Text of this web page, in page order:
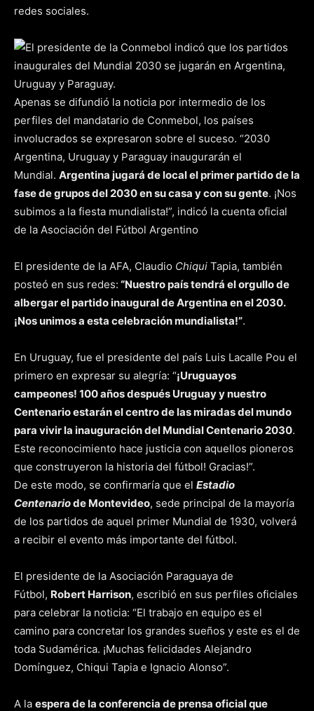
redes sociales.
Apenas se difundió la noticia por intermedio de los
perfiles del mandatario de Conmebol, los países
involucrados se expresaron sobre el suceso. “2030
Argentina, Uruguay y Paraguay inaugurarán el
Mundial. Argentina jugará de local el primer partido de la
fase de grupos del 2030 en su casa y con su gente. ¡Nos
subimos a la fiesta mundialista!”, indicó la cuenta oficial
de la Asociación del Fútbol Argentino
El presidente de la AFA, Claudio Chiqui Tapia, también
posteó en sus redes: “Nuestro país tendrá el orgullo de
albergar el partido inaugural de Argentina en el 2030.
¡Nos unimos a esta celebración mundialista!”.
En Uruguay, fue el presidente del país Luis Lacalle Pou el
primero en expresar su alegría: “¡Uruguayos
campeones! 100 años después Uruguay y nuestro
Centenario estarán el centro de las miradas del mundo
para vivir la inauguración del Mundial Centenario 2030.
Este reconocimiento hace justicia con aquellos pioneros
que construyeron la historia del fútbol! Gracias!”.
De este modo, se confirmaría que el Estadio
Centenariode Montevideo, sede principal de la mayoría
de los partidos de aquel primer Mundial de 1930, volverá
a recibir el evento más importante del fútbol.
El presidente de la Asociación Paraguaya de
Fútbol, Robert Harrison, escribió en sus perfiles oficiales
para celebrar la noticia: “El trabajo en equipo es el
camino para concretar los grandes sueños y este es el de
toda Sudamérica. ¡Muchas felicidades Alejandro
Domínguez, Chiqui Tapia e Ignacio Alonso”.
A la espera de la conferencia de prensa oficial que